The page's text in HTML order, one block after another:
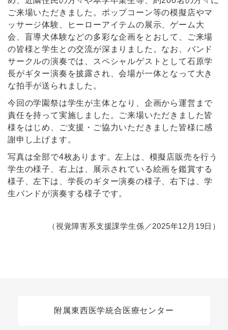
ご来場いただきました。ポップコーン等の模擬店やマ
ッサージ体験、ヒーローアイテムの展示、ゲーム大
会、盲導犬体験などの多彩な企画をとおして、ご来場
の皆様と学生との交流が深まりました。なお、バンド
サークルの演奏では、スペシャルゲストとして石原学
長がギター演奏を披露され、会場が一体となって大き
な拍手が送られました。
今回の学園祭は学生が主体となり、企画から運営まで
責任を持って実施しました。ご来場いただきました皆
様をはじめ、ご支援・ご協力いただきました皆様に感
謝申し上げます。
写真は全部で4枚あります。左上は、模擬店販売を行う
学生の様子、右上は、展示されている絵画を鑑賞する
様子、左下は、学長のギター演奏の様子、右下は、学
生バンドが演奏する様子です。
（視覚障害系支援課学生係／2025年12月19日）
附属東西医学統合医療センター